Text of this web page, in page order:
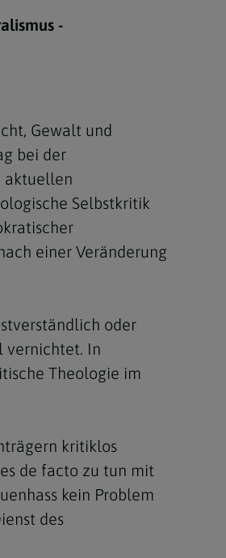
-
Gewalt und
bei der
aktuellen
Selbstkritik
einer Veränderung
oder
vernichtet. In
Theologie im
kritiklos
de facto zu tun mit
kein Problem
des